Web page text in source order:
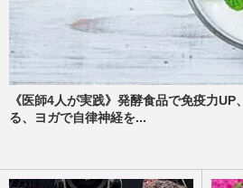
《医師4人が実践》発酵食品で免疫力
る、ヨガで自律神経を...